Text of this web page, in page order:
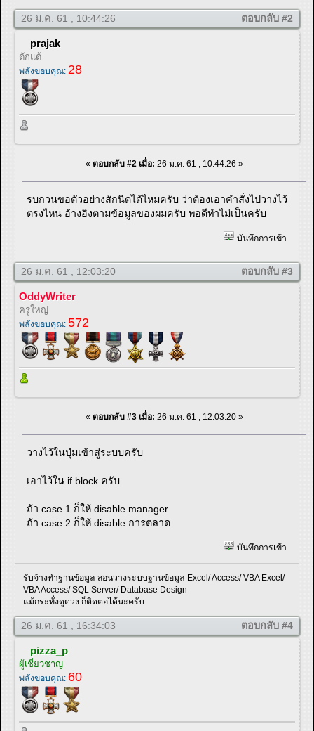
26 ม.ค. 61 , 10:44:26 ตอบกลับ #2
prajak
ดักแด้
พลังขอบคุณ: 28
« ตอบกลับ #2 เมื่อ: 26 ม.ค. 61 , 10:44:26 »
รบกวนขอตัวอย่างสักนิดได้ไหมครับ ว่าต้องเอาคำสั่งไปวางไว้
ตรงไหน อ้างอิงตามข้อมูลของผมครับ พอดีทำไม่เป็นครับ
บันทึกการเข้า
26 ม.ค. 61 , 12:03:20 ตอบกลับ #3
OddyWriter
ครูใหญ่
พลังขอบคุณ: 572
« ตอบกลับ #3 เมื่อ: 26 ม.ค. 61 , 12:03:20 »
วางไว้ในปุ่มเข้าสู่ระบบครับ
เอาไว้ใน if block ครับ
ถ้า case 1 ก็ให้ disable manager
ถ้า case 2 ก็ให้ disable การตลาด
บันทึกการเข้า
รับจ้างทำฐานข้อมูล สอนวางระบบฐานข้อมูล Excel/ Access/ VBA Excel/
VBA Access/ SQL Server/ Database Design
แม้กระทั่งดูดวง ก็ติดต่อได้นะครับ
26 ม.ค. 61 , 16:34:03 ตอบกลับ #4
pizza_p
ผู้เชี่ยวชาญ
พลังขอบคุณ: 60